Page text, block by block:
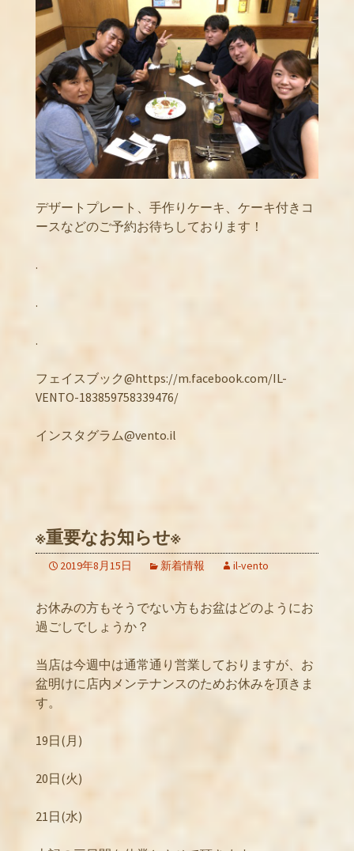
デザートプレート、手作りケーキ、ケーキ付きコ
ースなどのご予約お待ちしております！
.
.
.
フェイスブック@https://m.facebook.com/IL-
VENTO-183859758339476/
インスタグラム@vento.il
※重要なお知らせ※
2019年8月15日 新着情報 il-vento
お休みの方もそうでない方もお盆はどのようにお
過ごしでしょうか？
当店は今週中は通常通り営業しておりますが、お
盆明けに店内メンテナンスのためお休みを頂きま
す。
19日(月)
20日(火)
21日(水)